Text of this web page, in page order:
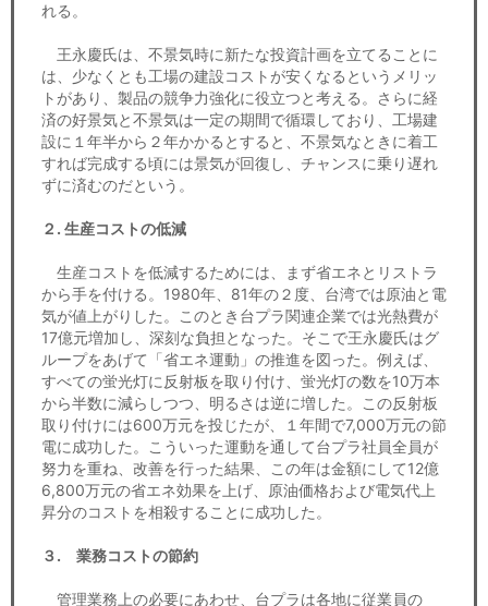
れる。
王永慶氏は、不景気時に新たな投資計画を立てることに
は、少なくとも工場の建設コストが安くなるというメリッ
トがあり、製品の競争力強化に役立つと考える。さらに経
済の好景気と不景気は一定の期間で循環しており、工場建
設に１年半から２年かかるとすると、不景気なときに着工
すれば完成する頃には景気が回復し、チャンスに乗り遅れ
ずに済むのだという。
２. 生産コストの低減
生産コストを低減するためには、まず省エネとリストラ
から手を付ける。1980年、81年の２度、台湾では原油と電
気が値上がりした。このとき台プラ関連企業では光熱費が
17億元増加し、深刻な負担となった。そこで王永慶氏はグ
ループをあげて「省エネ運動」の推進を図った。例えば、
すべての蛍光灯に反射板を取り付け、蛍光灯の数を10万本
から半数に減らしつつ、明るさは逆に増した。この反射板
取り付けには600万元を投じたが、１年間で7,000万元の節
電に成功した。こういった運動を通して台プラ社員全員が
努力を重ね、改善を行った結果、この年は金額にして12億
6,800万元の省エネ効果を上げ、原油価格および電気代上
昇分のコストを相殺することに成功した。
３. 業務コストの節約
管理業務上の必要にあわせ、台プラは各地に従業員の